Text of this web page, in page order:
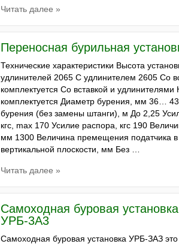
Читать далее »
Переносная бурильная
Технические характеристики Высота
удлинителей 2065 С удлинителем 2605 Со
комплектуется Со вставкой и удлинителями
комплектуется Диаметр бурения, мм 36…
бурения (без замены штанги), м До 2,25
кгс, max 170 Усилие распора, кгс 190
мм 1300 Величина премещения податчика в
вертикальной плоскости, мм Без …
Читать далее »
Самоходная буровая установка
УРБ-3А3
Самоходная буровая установка УРБ-ЗАЗ это